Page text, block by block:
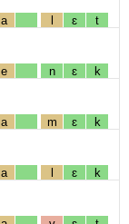
a l ɛ t
e n ɛ k
a m ɛ k
a l ɛ k